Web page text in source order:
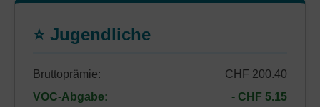
⭐ Jugendliche
Bruttoprämie:
CHF 200.40
VOC-Abgabe:
- CHF 5.15